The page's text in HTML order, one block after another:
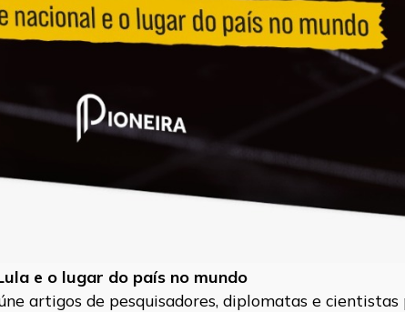
e o lugar do país no mundo
artigos de pesquisadores, diplomatas e